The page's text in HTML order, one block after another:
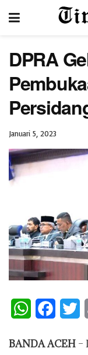
DPRA
Januari 5, 2023
W
a
c
BANDA ACEH –